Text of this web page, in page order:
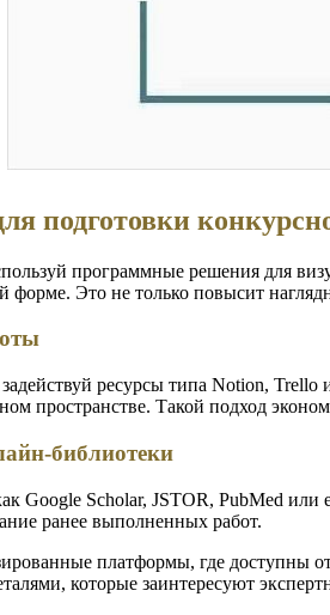
подготовки
программные решения для
форме. Это не только повысит
ресурсы типа Notion, Trello
пространстве. Такой подход
библиотеки
Google Scholar, JSTOR, PubMed
ранее выполненных работ.
платформы, где доступны
которые заинтересуют